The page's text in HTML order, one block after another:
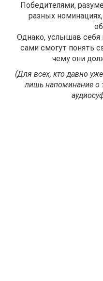
Победителями,
разных
Однако, услышав себя
сами смогут понять
чему они
(Для всех, кто давно
лишь напоминание о